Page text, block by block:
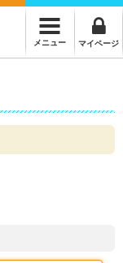
メニュー マイページ